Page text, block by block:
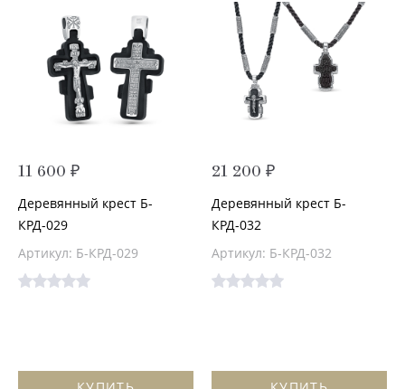
11 600 ₽
Деревянный крест Б-
КРД-029
Артикул: Б-КРД-029
21 200 ₽
Деревянный крест Б-
КРД-032
Артикул: Б-КРД-032